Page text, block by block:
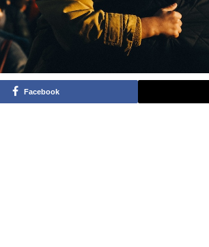
Facebook